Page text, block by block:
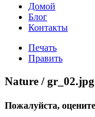
Домой
Блог
Контакты
Печать
Править
Nature / gr_02.jpg
Пожалуйста,